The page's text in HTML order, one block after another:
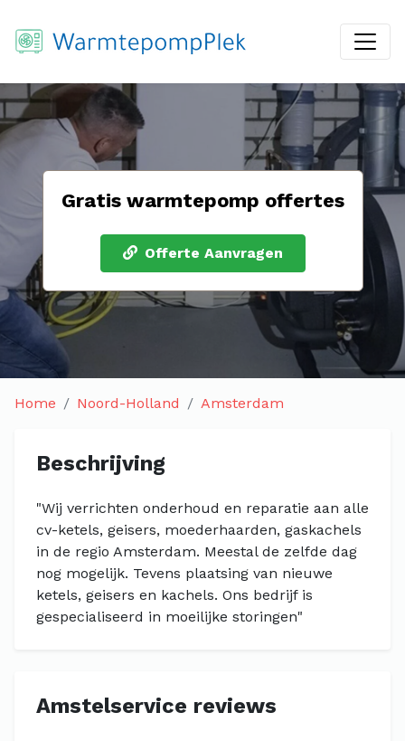
Gratis warmtepomp offertes
Offerte Aanvragen
Home Noord-Holland Amsterdam
Beschrijving
"Wij verrichten onderhoud en reparatie aan alle
cv-ketels, geisers, moederhaarden, gaskachels
in de regio Amsterdam. Meestal de zelfde dag
nog mogelijk. Tevens plaatsing van nieuwe
ketels, geisers en kachels. Ons bedrijf is
gespecialiseerd in moeilijke storingen"
Amstelservice reviews